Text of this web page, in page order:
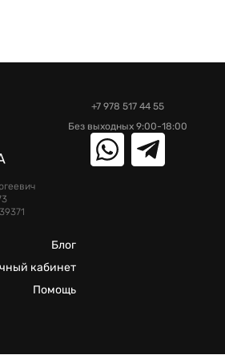
+7 978 517 44 55
Без выходных 9:00-18:00
Блог
кабинет
Помощь